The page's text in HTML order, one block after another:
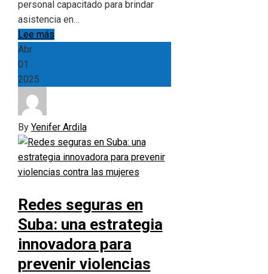
personal capacitado para brindar
asistencia en…
Lee más
Abr
01
2025
By Yenifer Ardila
Redes seguras en
Suba: una estrategia
innovadora para
prevenir violencias